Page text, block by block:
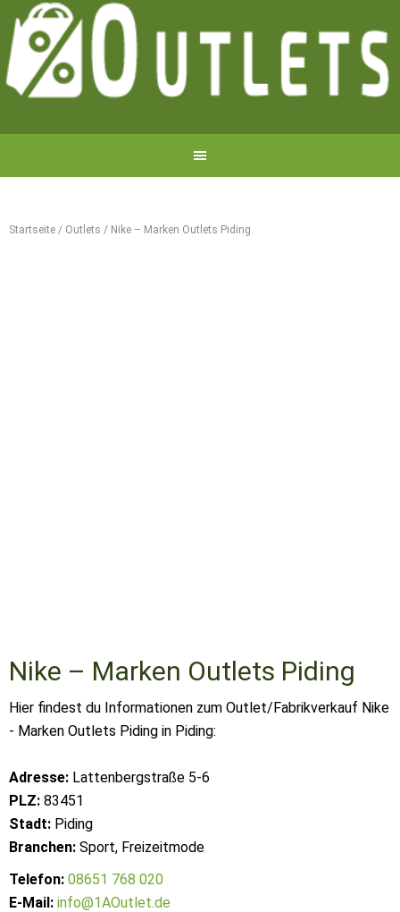
Startseite / Outlets / Nike – Marken Outlets Piding
Nike – Marken Outlets Piding
Hier findest du Informationen zum Outlet/Fabrikverkauf Nike
- Marken Outlets Piding in Piding:
Adresse: Lattenbergstraße 5-6
PLZ: 83451
Stadt: Piding
Branchen: Sport, Freizeitmode
Telefon: 08651 768 020
E-Mail: info@1AOutlet.de